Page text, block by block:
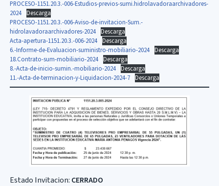
PROCESO-1151.20.3.-006-Estudios-previos-sumi.hidrolavadoraarchivadores-
2024 Descarga
PROCESO-1151.20.3.-006-Aviso-de-invitacion-Sum.-
hidrolavadoraarchivadores-2024 Descarga
Acta-apertura-1151.20.3.-006-2024 Descarga
6.-Informe-de-Evaluacion-suministro-mobiliario-2024 Descarga
18.Contrato-sum-mobiliario-2024 Descarga
8.-Acta-de-inicio-sumin.-mobiliario-2024 Descarga
11.-Acta-de-terminacion-y-Liquidacion-2024-7 Descarga
Estado Invitacion: CERRADO